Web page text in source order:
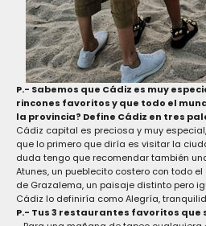
P.- Sabemos que Cádiz es muy
rincones favoritos y que todo el
la provincia? Define Cádiz en tres
Cádiz capital es preciosa y muy
que lo primero que diría es visitar la
duda tengo que recomendar también
Atunes, un pueblecito costero con todo
de Grazalema, un paisaje distinto pero
Cádiz lo definiría como Alegría,
P.- Tus 3 restaurantes favoritos que